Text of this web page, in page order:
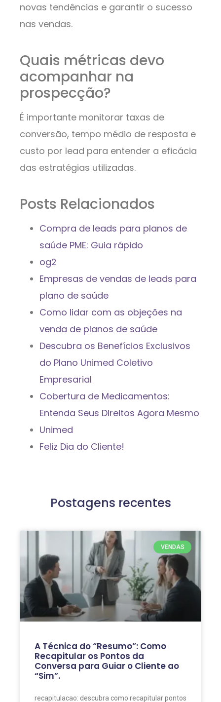
novas tendências e garantir o sucesso
nas vendas.
Quais métricas devo
acompanhar na
prospecção?
É importante monitorar taxas de
conversão, tempo médio de resposta e
custo por lead para entender a eficácia
das estratégias utilizadas.
Posts Relacionados
Compra de leads para planos de
saúde PME: Guia rápido
og2
Empresas de vendas de leads para
plano de saúde
Como lidar com as objeções na
venda de planos de saúde
Descubra os Benefícios Exclusivos
do Plano Unimed Coletivo
Empresarial
Cobertura de Medicamentos:
Entenda Seus Direitos Agora Mesmo
Unimed
Feliz Dia do Cliente!
Postagens recentes
VENDAS
A Técnica do “Resumo”: Como
Recapitular os Pontos da
Conversa para Guiar o Cliente ao
“Sim”.
recapitulacao: descubra como recapitular pontos